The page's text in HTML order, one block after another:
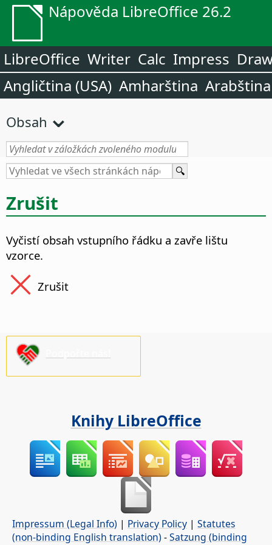
Nápověda LibreOffice 26.2
LibreOffice Writer Calc Impress
Angličtina (USA) Amharština Arabština
Obsah
Zrušit
Vyčistí obsah vstupního řádku a zavře lištu
vzorce.
Zrušit
Knihy LibreOffice
Impressum (Legal Info) | Privacy Policy | Statutes
(non-binding English translation) -Satzung (binding